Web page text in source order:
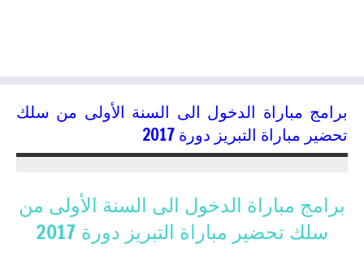
​برامج مباراة الدخول الى السنة الأولى من سلك
تحضير مباراة التبريز دورة 2017​
​برامج مباراة الدخول الى السنة الأولى من
سلك تحضير مباراة التبريز دورة 2017​